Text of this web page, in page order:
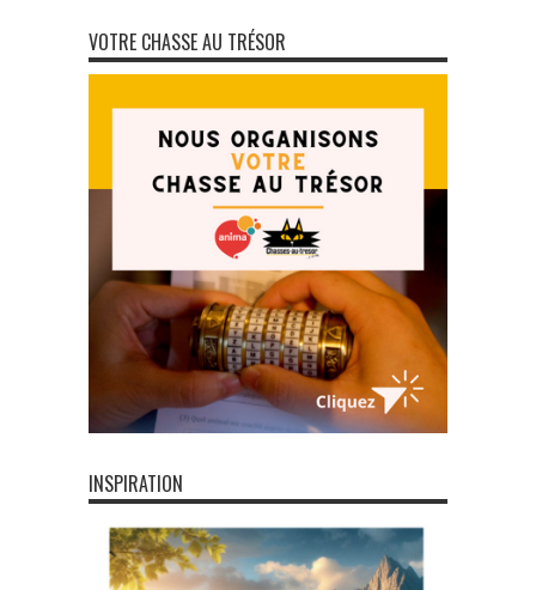
VOTRE CHASSE AU TRÉSOR
INSPIRATION